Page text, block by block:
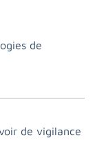
de
de vigilance